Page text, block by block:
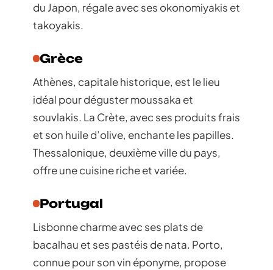
du Japon, régale avec ses okonomiyakis et
takoyakis.
Grèce
Athènes, capitale historique, est le lieu
idéal pour déguster moussaka et
souvlakis. La Crète, avec ses produits frais
et son huile d’olive, enchante les papilles.
Thessalonique, deuxième ville du pays,
offre une cuisine riche et variée.
Portugal
Lisbonne charme avec ses plats de
bacalhau et ses pastéis de nata. Porto,
connue pour son vin éponyme, propose